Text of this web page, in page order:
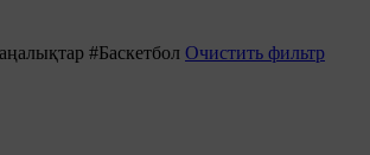
#Баскетбол Очистить фильтр